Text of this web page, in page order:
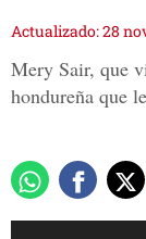
Actualizado: 28
Mery Sair, que
hondureña que